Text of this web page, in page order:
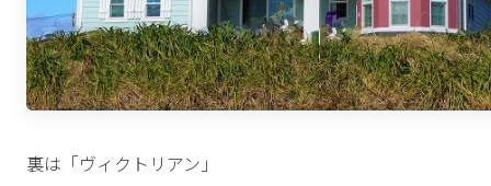
裏は「ヴィクトリアン」